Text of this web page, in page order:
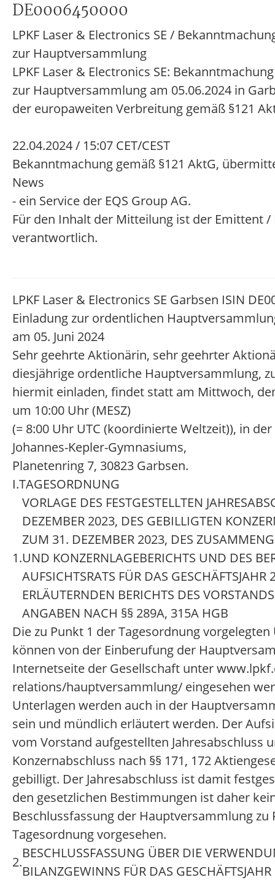
DE0006450000
LPKF Laser & Electronics SE /
zur Hauptversammlung
LPKF Laser & Electronics SE:
zur Hauptversammlung am 05.06.2024 in
der europaweiten Verbreitung gemäß §121
22.04.2024 / 15:07 CET/CEST
Bekanntmachung gemäß §121 AktG,
News
- ein Service der EQS Group AG.
Für den Inhalt der Mitteilung ist der Emittent /
verantwortlich.
LPKF Laser & Electronics SE Garbsen ISIN
Einladung zur ordentlichen
am 05. Juni 2024
Sehr geehrte Aktionärin, sehr geehrter
diesjährige ordentliche Hauptversammlung,
hiermit einladen, findet statt am Mittwoch,
um 10:00 Uhr (MESZ)
(= 8:00 Uhr UTC (koordinierte Weltzeit)), in
Johannes-Kepler-Gymnasiums,
Planetenring 7, 30823 Garbsen.
I.TAGESORDNUNG
1.
VORLAGE DES FESTGESTELLTEN
DEZEMBER 2023, DES GEBILLIGTEN
ZUM 31. DEZEMBER 2023, DES
UND KONZERNLAGEBERICHTS UND DES
AUFSICHTSRATS FÜR DAS GESCHÄFTSJAHR
ERLÄUTERNDEN BERICHTS DES
ANGABEN NACH §§ 289A, 315A HGB
Die zu Punkt 1 der Tagesordnung
können von der Einberufung der
Internetseite der Gesellschaft unter
relations/hauptversammlung/ eingesehen
Unterlagen werden auch in der
sein und mündlich erläutert werden. Der
vom Vorstand aufgestellten Jahresabschluss
Konzernabschluss nach §§ 171, 172
gebilligt. Der Jahresabschluss ist damit
den gesetzlichen Bestimmungen ist daher
Beschlussfassung der Hauptversammlung zu
Tagesordnung vorgesehen.
2.
BESCHLUSSFASSUNG ÜBER DIE
BILANZGEWINNS FÜR DAS